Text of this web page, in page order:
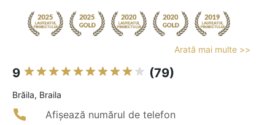
Arată mai multe >>
9 (79)
Brăila, Braila
Afișează numărul de telefon